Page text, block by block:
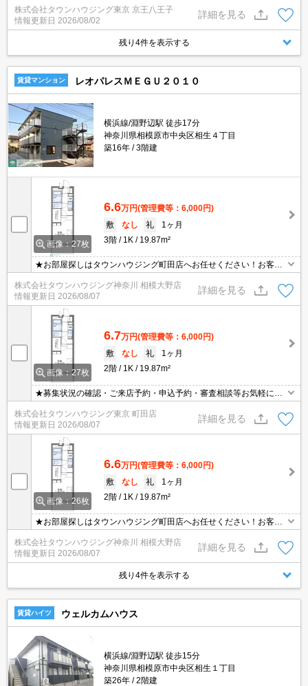
です！
株式会社タウンハウジング東京 京王八王子
情報更新日 2026/08/02
詳細を見る
残り4件を表示する
賃貸マンション レオパレスＭＥＧＵ２０１０
横浜線/淵野辺駅 徒歩17分
神奈川県相模原市中央区相生４丁目
築16年
3階建
画像：27枚
6.6万円(管理費等：6,000円)
敷
なし 礼
1ヶ月
3階
1K 19.87m²
★お部屋探しはタウンハウジング町田店へお任せください！お客様
のご条件にピッタリなお部屋をご紹介可能です！！お引越しのプロ
が精一杯お手伝いさせていただきます！！★
株式会社タウンハウジング神奈川 相模大野店
情報更新日 2026/08/07
詳細を見る
画像：27枚
6.7万円(管理費等：6,000円)
敷
なし 礼
1ヶ月
2階
1K 19.87m²
★募集状況の確認・ご来店予約・申込予約・審査相談等お気軽にご
連絡ください★
株式会社タウンハウジング東京 町田店
情報更新日 2026/08/07
詳細を見る
画像：26枚
6.6万円(管理費等：6,000円)
敷
なし 礼
1ヶ月
2階
1K 19.87m²
★お部屋探しはタウンハウジング町田店へお任せください！お客様
のご条件にピッタリなお部屋をご紹介可能です！！お引越しのプロ
が精一杯お手伝いさせていただきます！！★
株式会社タウンハウジング神奈川 相模大野店
情報更新日 2026/08/07
詳細を見る
残り4件を表示する
賃貸ハイツ ウェルカムハウス
横浜線/淵野辺駅 徒歩15分
神奈川県相模原市中央区相生１丁目
築26年
2階建